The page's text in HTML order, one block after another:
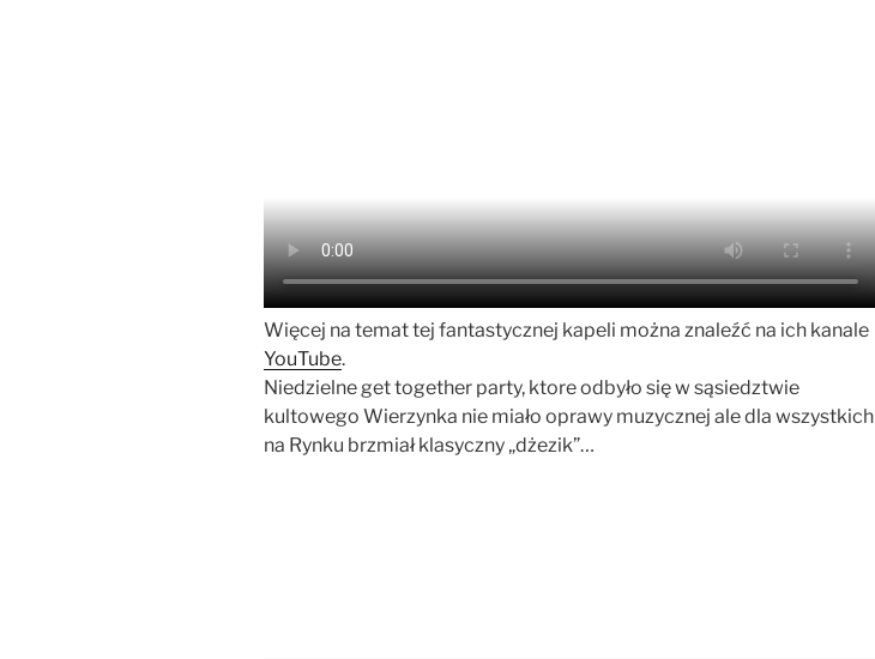
Więcej na temat tej fantastycznej kapeli można znaleźć na ich kanale
YouTube.
Niedzielne get together party, ktore odbyło się w sąsiedztwie
kultowego Wierzynka nie miało oprawy muzycznej ale dla wszystkich
na Rynku brzmiał klasyczny „dżezik”…